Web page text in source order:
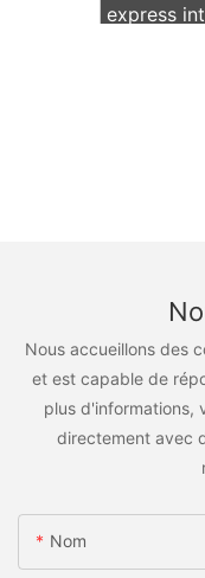
express
Nous accueillons des
et est capable de
plus d'informations,
directement avec
Nom